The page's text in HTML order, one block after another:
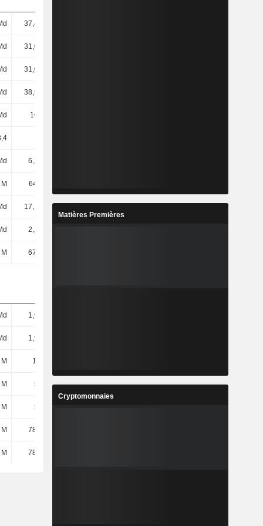
37,47 Md
31,06 Md
31,03 Md
38,57 Md
164 Md
6,29 Md
64,11 M
17,19 Md
2,22 Md
67,22 M
1,96 Md
1,96 Md
1,1 Md
503 M 1,4 Md 914 M
596 M 212 M
78,61 M
78,61 M
Matières Premières
Cryptomonnaies